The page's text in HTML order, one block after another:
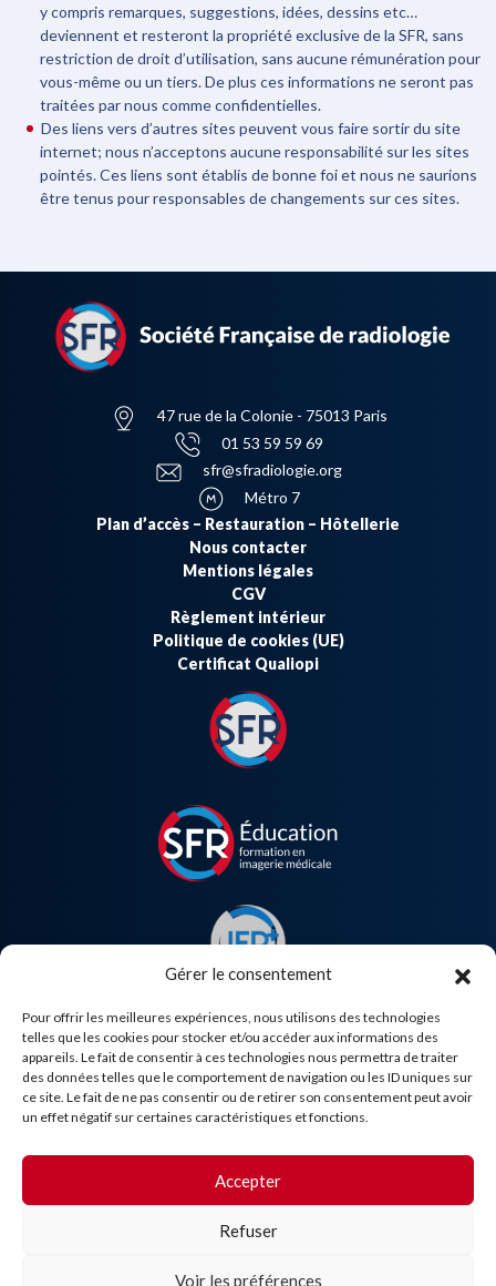
Gérer le consentement
Pour offrir les meilleures expériences, nous utilisons des technologies
telles que les cookies pour stocker et/ou accéder aux informations des
appareils. Le fait de consentir à ces technologies nous permettra de traiter
des données telles que le comportement de navigation ou les ID uniques sur
ce site. Le fait de ne pas consentir ou de retirer son consentement peut avoir
un effet négatif sur certaines caractéristiques et fonctions.
Accepter
Refuser
Voir les préférences
y compris remarques, suggestions, idées, dessins etc…
deviennent et resteront la propriété exclusive de la SFR, sans
restriction de droit d’utilisation, sans aucune rémunération pour
vous-même ou un tiers. De plus ces informations ne seront pas
traitées par nous comme confidentielles.
Des liens vers d’autres sites peuvent vous faire sortir du site
internet; nous n’acceptons aucune responsabilité sur les sites
pointés. Ces liens sont établis de bonne foi et nous ne saurions
être tenus pour responsables de changements sur ces sites.
47 rue de la Colonie - 75013 Paris
01 53 59 59 69
sfr@sfradiologie.org
Métro 7
Plan d’accès – Restauration – Hôtellerie
Nous contacter
Mentions légales
CGV
Règlement intérieur
Politique de cookies (UE)
Certificat Qualiopi
Besoin d'aide ?